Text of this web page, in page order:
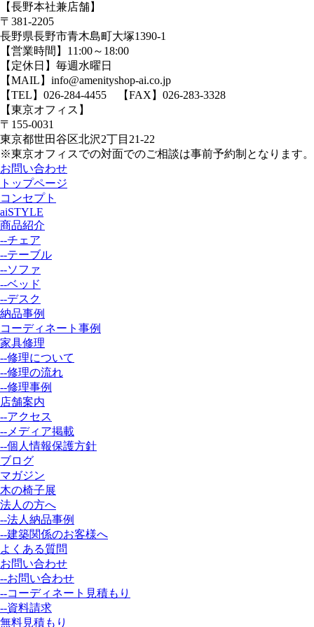
【長野本社兼店舗】
〒381-2205
長野県長野市青木島町大塚1390-1
【営業時間】11:00～18:00
【定休日】毎週水曜日
【MAIL】info@amenityshop-ai.co.jp
【TEL】 026-284-4455 【FAX】026-283-3328
【東京オフィス】
〒155-0031
東京都世田谷区北沢2丁目21-22
※東京オフィスでの対面でのご相談は事前予約制となります。
お問い合わせ
トップページ
コンセプト
aiSTYLE
商品紹介
--チェア
--テーブル
--ソファ
--ベッド
--デスク
納品事例
コーディネート事例
家具修理
--修理について
--修理の流れ
--修理事例
店舗案内
--アクセス
--メディア掲載
--個人情報保護方針
ブログ
マガジン
木の椅子展
法人の方へ
--法人納品事例
--建築関係のお客様へ
よくある質問
お問い合わせ
--お問い合わせ
--コーディネート見積もり
--資料請求
無料見積もり